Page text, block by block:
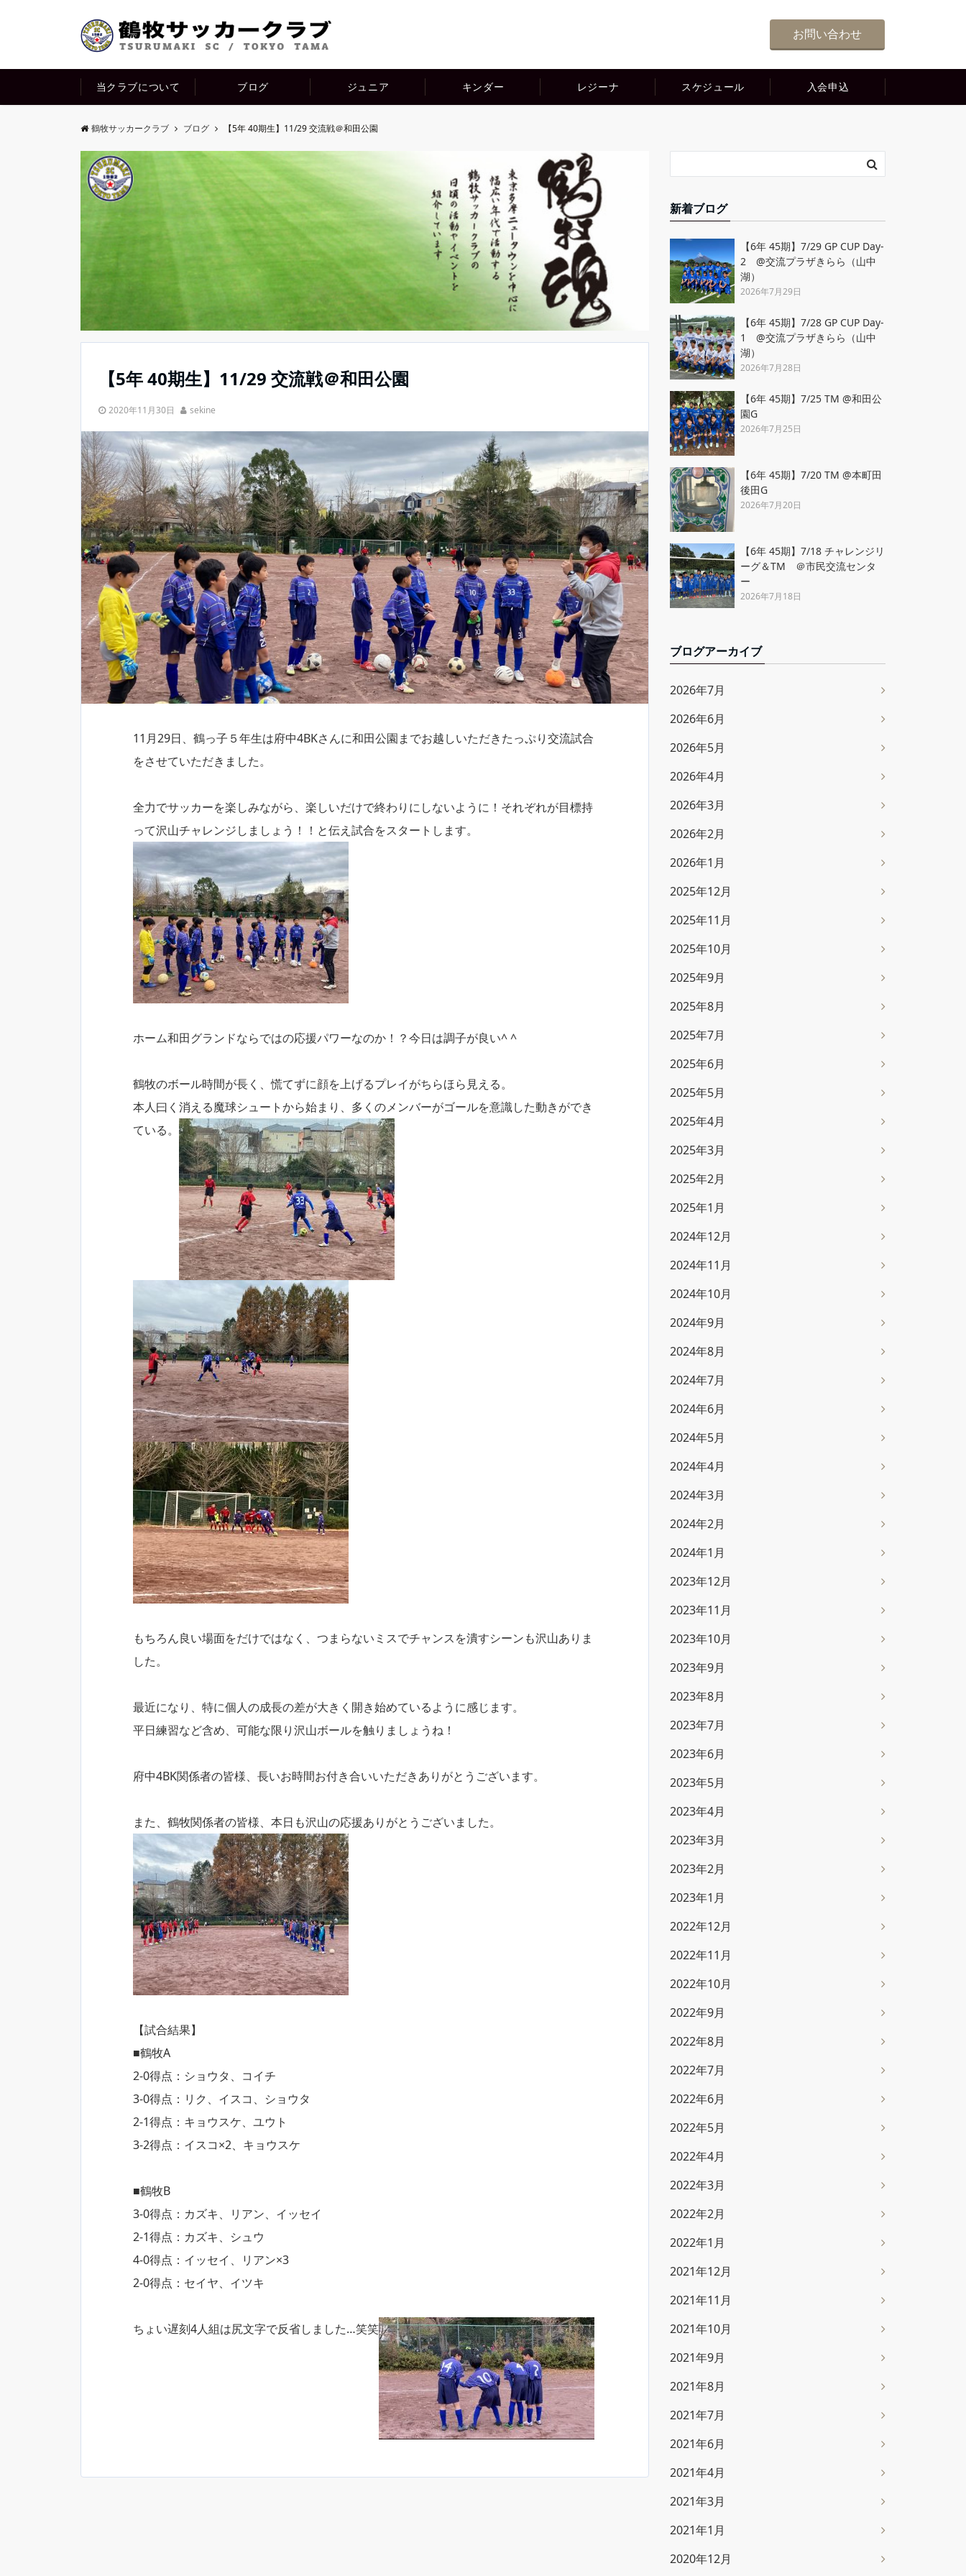
お問い合わせ
当クラブについて ブログ ジュニア キンダー レジーナ スケジュール 入会申込
鶴牧サッカークラブ ブログ 【5年 40期生】11/29 交流戦＠和田公園
【5年 40期生】11/29 交流戦＠和田公園
2020年11月30日 sekine
11月29日、鶴っ子５年生は府中4BKさんに和田公園までお越しいただきたっぷり交流試合
をさせていただきました。
全力でサッカーを楽しみながら、楽しいだけで終わりにしないように！それぞれが目標持
って沢山チャレンジしましょう！！と伝え試合をスタートします。
ホーム和田グランドならではの応援パワーなのか！？今日は調子が良い^ ^
鶴牧のボール時間が長く、慌てずに顔を上げるプレイがちらほら見える。
本人曰く消える魔球シュートから始まり、多くのメンバーがゴールを意識した動きができ
ている。
もちろん良い場面をだけではなく、つまらないミスでチャンスを潰すシーンも沢山ありま
した。
最近になり、特に個人の成長の差が大きく開き始めているように感じます。
平日練習など含め、可能な限り沢山ボールを触りましょうね！
府中4BK関係者の皆様、長いお時間お付き合いいただきありがとうございます。
また、鶴牧関係者の皆様、本日も沢山の応援ありがとうございました。
【試合結果】
■鶴牧A
2-0得点：ショウタ、コイチ
3-0得点：リク、イスコ、ショウタ
2-1得点：キョウスケ、ユウト
3-2得点：イスコ×2、キョウスケ
■鶴牧B
3-0得点：カズキ、リアン、イッセイ
2-1得点：カズキ、シュウ
4-0得点：イッセイ、リアン×3
2-0得点：セイヤ、イツキ
ちょい遅刻4人組は尻文字で反省しました…笑笑
新着ブログ
【6年 45期】7/29 GP CUP Day-
2 @交流プラザきらら（山中
湖）
2026年7月29日
【6年 45期】7/28 GP CUP Day-
1 @交流プラザきらら（山中
湖）
2026年7月28日
【6年 45期】7/25 TM @和田公
園G
2026年7月25日
【6年 45期】7/20 TM @本町田
後田G
2026年7月20日
【6年 45期】7/18 チャレンジリ
ーグ＆TM ＠市民交流センタ
ー
2026年7月18日
ブログアーカイブ
2026年7月
2026年6月
2026年5月
2026年4月
2026年3月
2026年2月
2026年1月
2025年12月
2025年11月
2025年10月
2025年9月
2025年8月
2025年7月
2025年6月
2025年5月
2025年4月
2025年3月
2025年2月
2025年1月
2024年12月
2024年11月
2024年10月
2024年9月
2024年8月
2024年7月
2024年6月
2024年5月
2024年4月
2024年3月
2024年2月
2024年1月
2023年12月
2023年11月
2023年10月
2023年9月
2023年8月
2023年7月
2023年6月
2023年5月
2023年4月
2023年3月
2023年2月
2023年1月
2022年12月
2022年11月
2022年10月
2022年9月
2022年8月
2022年7月
2022年6月
2022年5月
2022年4月
2022年3月
2022年2月
2022年1月
2021年12月
2021年11月
2021年10月
2021年9月
2021年8月
2021年7月
2021年6月
2021年4月
2021年3月
2021年1月
2020年12月